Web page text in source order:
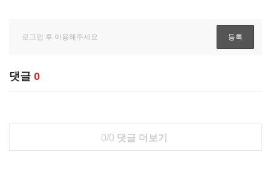
댓글 0
0/0 댓글 더보기